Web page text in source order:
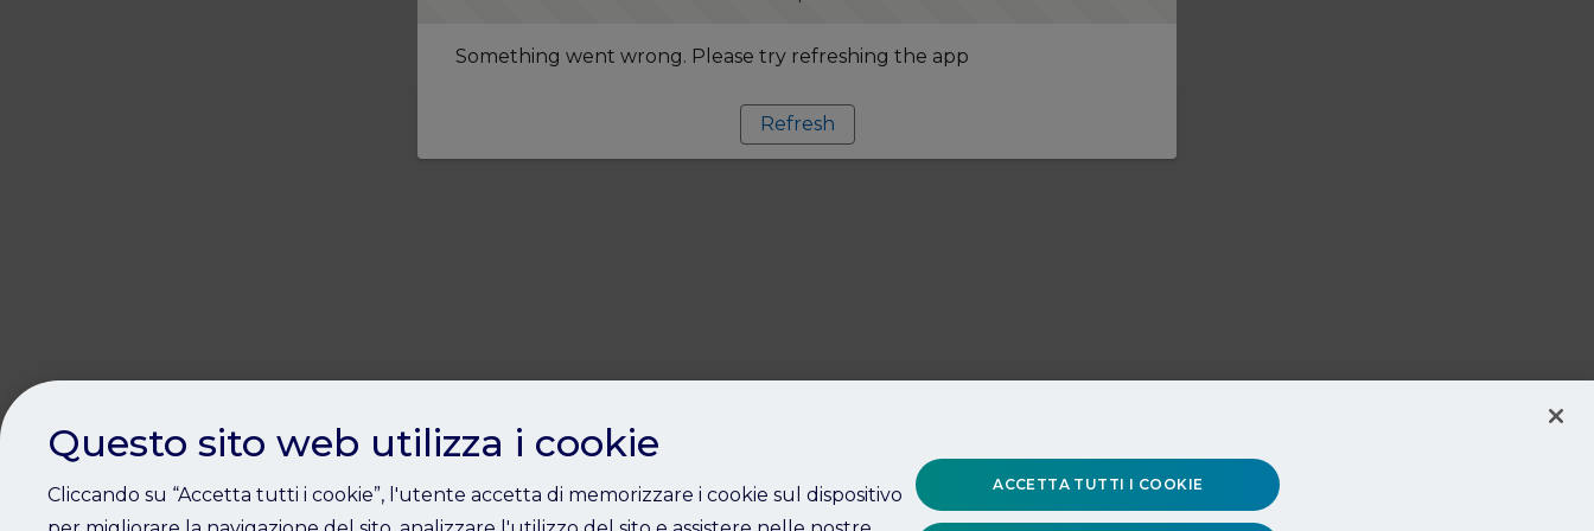
Something went wrong. Please try refreshing the app
Refresh
Questo sito web utilizza i cookie
Cliccando su “Accetta tutti i cookie”, l'utente accetta di memorizzare i cookie sul dispositivo
ACCETTA TUTTI I COOKIE